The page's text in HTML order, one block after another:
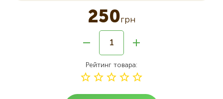
250грн
Рейтинг товара